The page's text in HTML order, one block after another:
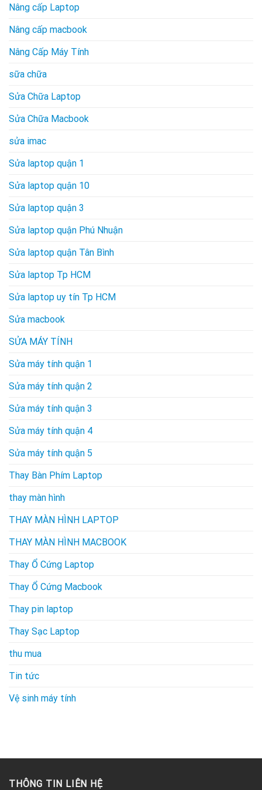
Nâng cấp Laptop
Nâng cấp macbook
Nâng Cấp Máy Tính
sữa chữa
Sửa Chữa Laptop
Sửa Chữa Macbook
sửa imac
Sửa laptop quận 1
Sửa laptop quận 10
Sửa laptop quận 3
Sửa laptop quận Phú Nhuận
Sửa laptop quận Tân Bình
Sửa laptop Tp HCM
Sửa laptop uy tín Tp HCM
Sửa macbook
SỬA MÁY TÍNH
Sửa máy tính quận 1
Sửa máy tính quận 2
Sửa máy tính quận 3
Sửa máy tính quận 4
Sửa máy tính quận 5
Thay Bàn Phím Laptop
thay màn hình
THAY MÀN HÌNH LAPTOP
THAY MÀN HÌNH MACBOOK
Thay Ổ Cứng Laptop
Thay Ổ Cứng Macbook
Thay pin laptop
Thay Sạc Laptop
thu mua
Tin tức
Vệ sinh máy tính
THÔNG TIN LIÊN HỆ